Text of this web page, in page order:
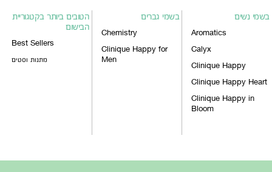
בשמי נשים
Aromatics
Calyx
Clinique Happy
Clinique Happy Heart
Clinique Happy in
Bloom
בשמי גברים
Chemistry
Clinique Happy for
Men
הטובים ביותר בקטגוריית
הבישום
Best Sellers
מתנות וסטים